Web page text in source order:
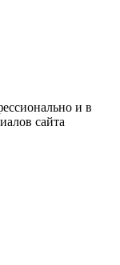
и в
сайта